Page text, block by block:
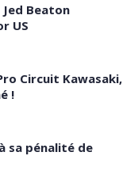
Jed Beaton
US
Circuit Kawasaki,
!
sa pénalité de